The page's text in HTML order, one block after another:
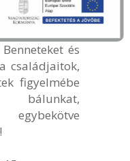
és
családjaitok,
figyelmébe